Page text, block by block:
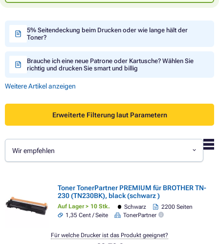
5% Seitendeckung beim Drucken oder wie lange hält der
Toner?
Brauche ich eine neue Patrone oder Kartusche? Wählen Sie
richtig und drucken Sie smart und billig
Weitere Artikel anzeigen
Erweiterte Filterung laut Parametern
Wir empfehlen
Toner TonerPartner PREMIUM für BROTHER TN-
230 (TN230BK), black (schwarz )
Auf Lager > 10 Stk. Schwarz
2200 Seiten
1,35 Cent / Seite
TonerPartner
Für welche Drucker ist das Produkt geeignet?